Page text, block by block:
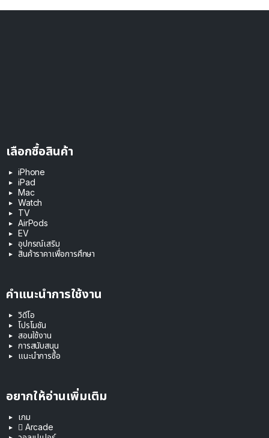
เลือกซื้อสินค้า
iPhone
iPad
Mac
Watch
TV
AirPods
EV
อุปกรณ์เสริม
สินค้าราคาเพื่อการศึกษา
คำแนะนำการใช้งาน
วิดีโอ
โปรโมชัน
สอนใช้งาน
การสนับสนุน
แนะนำการซื้อ
อยากให้อ่านเพิ่มเติม
เกม
 Arcade